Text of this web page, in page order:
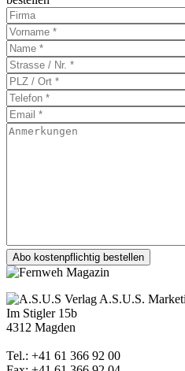
A.S.U.S.
Im Stigler 15b
4312 Magden
Tel.: +41 61 366 92 00